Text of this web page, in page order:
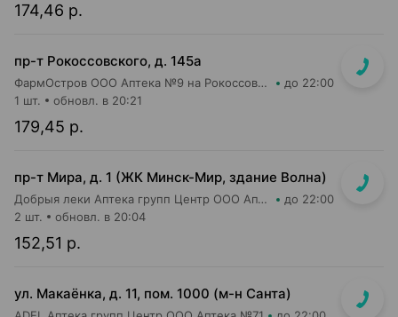
174,46 р.
пр-т Рокоссовского, д. 145а
ФармОстров ООО Аптека №9 на Рокоссовского до 22:00
179,45 р.
1 шт. обновл. в 20:21
пр-т Мира, д. 1 (ЖК Минск-Мир, здание Волна)
Добрыя леки Аптека групп Центр ООО Аптека №95 до 22:00
152,51 р.
2 шт. обновл. в 20:04
ул. Макаёнка, д. 11, пом. 1000 (м-н Санта)